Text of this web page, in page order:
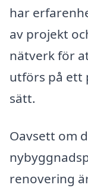
har
av projekt
nätverk för
utförs på ett
sätt.
Oavsett om
renovering